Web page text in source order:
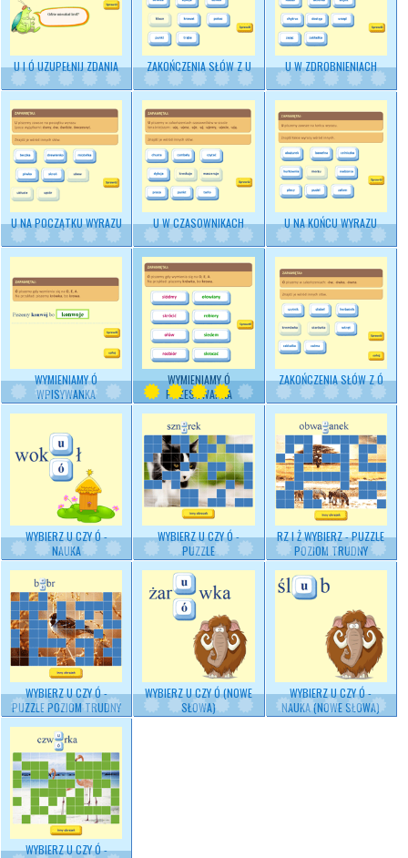
U I Ó UZUPEŁNIJ ZDANIA ZAKOŃCZENIA SŁÓW Z U U W ZDROBNIENIACH
U NA POCZĄTKU WYRAZU U W CZASOWNIKACH U NA KOŃCU WYRAZU
WYMIENIAMY Ó
WPISYWANKA
WYMIENIAMY Ó
PRZESUWANKA
ZAKOŃCZENIA SŁÓW Z Ó
WYBIERZ U CZY Ó -
NAUKA
WYBIERZ U CZY Ó -
PUZZLE
RZ I Ż WYBIERZ - PUZZLE
POZIOM TRUDNY
WYBIERZ U CZY Ó -
PUZZLE POZIOM TRUDNY
WYBIERZ U CZY Ó (NOWE
SŁOWA)
WYBIERZ U CZY Ó -
NAUKA (NOWE SŁOWA)
WYBIERZ U CZY Ó -